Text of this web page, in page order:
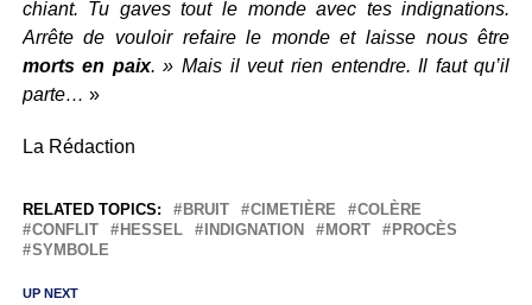
chiant. Tu gaves tout le monde avec tes indignations.
Arrête de vouloir refaire le monde et laisse nous être
morts en paix. » Mais il veut rien entendre. Il faut qu’il
parte… »
La Rédaction
RELATED TOPICS: BRUIT CIMETIÈRE
COLÈRE
CONFLIT
HESSEL INDIGNATION MORT
PROCÈS
SYMBOLE
UP NEXT